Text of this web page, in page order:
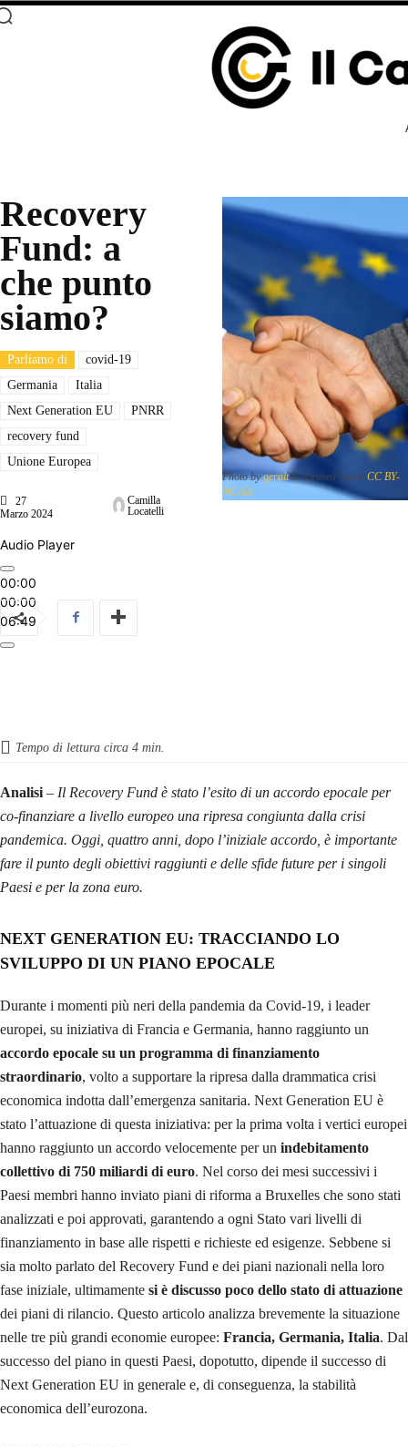
Recovery
Fund: a
che punto
siamo?
Parliamo di
covid-19
Germania
Italia
Next Generation EU
PNRR
recovery fund
Unione Europea
27
Marzo 2024
Camilla
Locatelli
Audio Player
00:00
00:00
06:49
Photo bygeraltis licensed under CC BY-
NC-SA
Tempo di lettura circa 4 min.
Analisi – Il Recovery Fund è stato l’esito di un accordo epocale per
co-finanziare a livello europeo una ripresa congiunta dalla crisi
pandemica. Oggi, quattro anni, dopo l’iniziale accordo, è importante
fare il punto degli obiettivi raggiunti e delle sfide future per i singoli
Paesi e per la zona euro.
NEXT GENERATION EU: TRACCIANDO LO
SVILUPPO DI UN PIANO EPOCALE
Durante i momenti più neri della pandemia da Covid-19, i leader
europei, su iniziativa di Francia e Germania, hanno raggiunto un
accordo epocale su un programma di finanziamento
straordinario, volto a supportare la ripresa dalla drammatica crisi
economica indotta dall’emergenza sanitaria. Next Generation EU è
stato l’attuazione di questa iniziativa: per la prima volta i vertici europei
hanno raggiunto un accordo velocemente per un indebitamento
collettivo di 750 miliardi di euro. Nel corso dei mesi successivi i
Paesi membri hanno inviato piani di riforma a Bruxelles che sono stati
analizzati e poi approvati, garantendo a ogni Stato vari livelli di
finanziamento in base alle rispetti e richieste ed esigenze. Sebbene si
sia molto parlato del Recovery Fund e dei piani nazionali nella loro
fase iniziale, ultimamente si è discusso poco dello stato di attuazione
dei piani di rilancio. Questo articolo analizza brevemente la situazione
nelle tre più grandi economie europee: Francia, Germania, Italia. Dal
successo del piano in questi Paesi, dopotutto, dipende il successo di
Next Generation EU in generale e, di conseguenza, la stabilità
economica dell’eurozona.